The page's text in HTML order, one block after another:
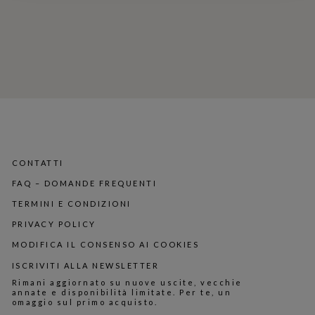
CONTATTI
FAQ – DOMANDE FREQUENTI
TERMINI E CONDIZIONI
PRIVACY POLICY
MODIFICA IL CONSENSO AI COOKIES
ISCRIVITI ALLA NEWSLETTER
Rimani aggiornato su nuove uscite, vecchie
annate e disponibilità limitate. Per te, un
omaggio sul primo acquisto.